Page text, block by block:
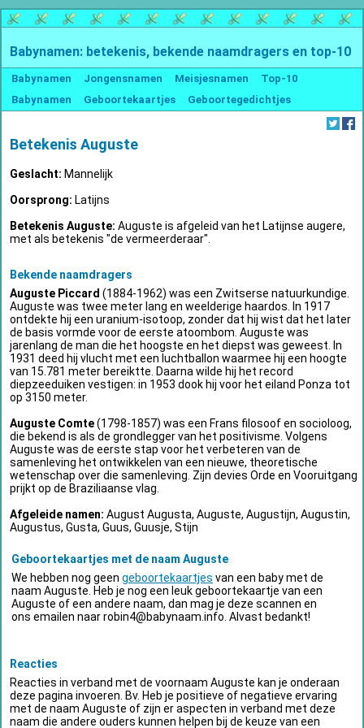
Babynamen: betekenis, bekende naamdragers en top-10
Babynamen Jongensnamen Meisjesnamen
Top-10
Babynamen
Geboortekaartjes Geboortegedichtjes
Betekenis Auguste
Geslacht: Mannelijk
Oorsprong: Latijns
Betekenis Auguste: Auguste is afgeleid van het Latijnse augere,
met als betekenis "de vermeerderaar".
Bekende naamdragers
Auguste Piccard (1884-1962) was een Zwitserse natuurkundige.
Auguste was twee meter lang en weelderige haardos. In 1917
ontdekte hij een uranium-isotoop, zonder dat hij wist dat het later
de basis vormde voor de eerste atoombom. Auguste was
jarenlang de man die het hoogste en het diepst was geweest. In
1931 deed hij vlucht met een luchtballon waarmee hij een hoogte
van 15.781 meter bereiktte. Daarna wilde hij het record
diepzeeduiken vestigen: in 1953 dook hij voor het eiland Ponza tot
op 3150 meter.
Auguste Comte(1798-1857) was een Frans filosoof en socioloog,
die bekend is als de grondlegger van het positivisme. Volgens
Auguste was de eerste stap voor het verbeteren van de
samenleving het ontwikkelen van een nieuwe, theoretische
wetenschap over die samenleving. Zijn devies Orde en Vooruitgang
prijkt op de Braziliaanse vlag.
Afgeleide namen: August Augusta, Auguste, Augustijn, Augustin,
Augustus, Gusta, Guus, Guusje, Stijn
Geboortekaartjes met de naam Auguste
We hebben nog geen geboortekaartjes van een baby met de
naam Auguste. Heb je nog een leuk geboortekaartje van een
Auguste of een andere naam, dan mag je deze scannen en
ons emailen naarrobin4@babynaam.info . Alvast bedankt!
Reacties
Reacties in verband met de voornaam Auguste kan je onderaan
deze pagina invoeren. Bv. Heb je positieve of negatieve ervaring
met de naam Auguste of zijn er aspecten in verband met deze
naam die andere ouders kunnen helpen bij de keuze van een